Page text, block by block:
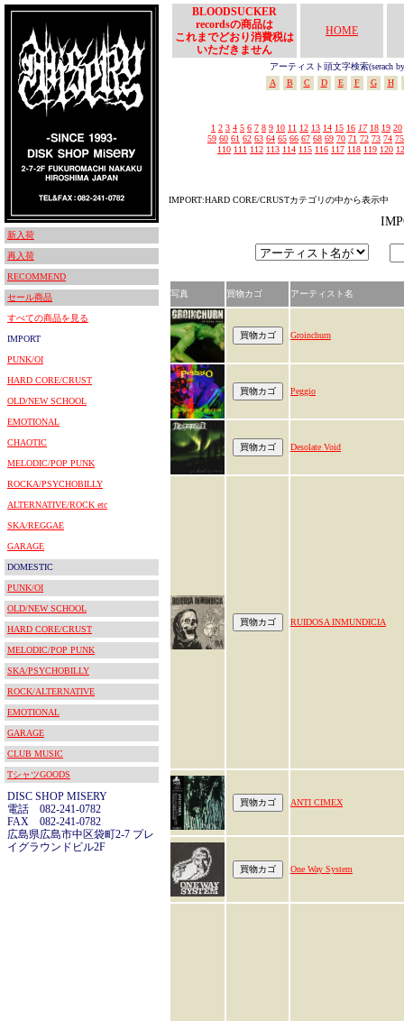
新入荷
再入荷
RECOMMEND
セール商品
すべての商品を見る
IMPORT
PUNK/OI
HARD CORE/CRUST
OLD/NEW SCHOOL
EMOTIONAL
CHAOTIC
MELODIC/POP PUNK
ROCKA/PSYCHOBILLY
ALTERNATIVE/ROCK etc
SKA/REGGAE
GARAGE
DOMESTIC
PUNK/OI
OLD/NEW SCHOOL
HARD CORE/CRUST
MELODIC/POP PUNK
SKA/PSYCHOBILLY
ROCK/ALTERNATIVE
EMOTIONAL
GARAGE
CLUB MUSIC
TシャツGOODS
DISC SHOP MISERY
電話 082-241-0782
FAX 082-241-0782
広島県広島市中区袋町2-7 プレ
イグラウンドビル2F
BLOODSUCKER
recordsの商品は
これまでどおり消費税は
いただきません
HOME
アーティスト頭文字検索(serach
A
B C D E F G H
1 2 3 4 5 6 7 8 9 10 11 12 13 14 15 16 17 18 19 20
59 60 61 62 63 64 65 66 67 68 69 70 71 72 73 74 75
110 111 112 113 114 115 116 117 118 119 120
IMPORT:HARD CORE/CRUSTカテゴリの中から表示中
写真 買物カゴ アーティスト名
Groinchurn
Peggio
Desolate Void
RUIDOSA INMUNDICIA
ANTI CIMEX
One Way System